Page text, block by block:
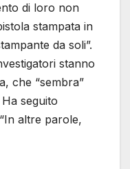
di loro non
stampata in
da soli”.
stanno
che “sembra”
seguito
altre parole,